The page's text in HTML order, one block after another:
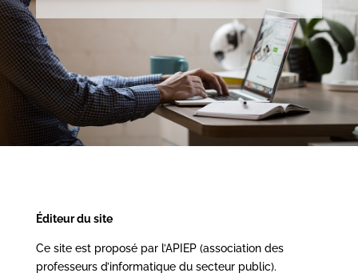
Éditeurdu site
Ce site est proposé par l’APIEP (association des
professeurs d’informatique du secteur public).